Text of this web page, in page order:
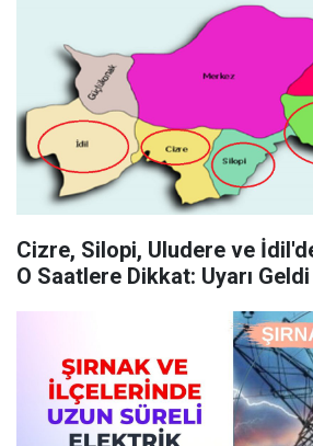
Cizre, Silopi, Uludere ve
O Saatlere Dikkat: Uyarı Geldi